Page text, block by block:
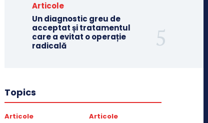
Articole
Un diagnostic greu de
acceptat și tratamentul
care a evitat o operație
radicală
Topics
Articole Articole